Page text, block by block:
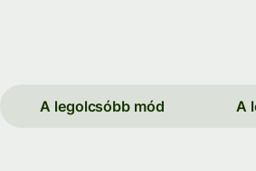
A legolcsóbb mód A